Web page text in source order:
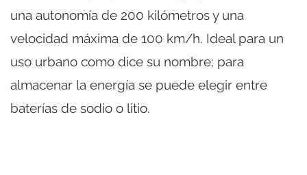
una autonomía de 200 kilómetros y una
velocidad máxima de 100 km/h. Ideal para un
uso urbano como dice su nombre; para
almacenar la energía se puede elegir entre
baterías de sodio o litio.